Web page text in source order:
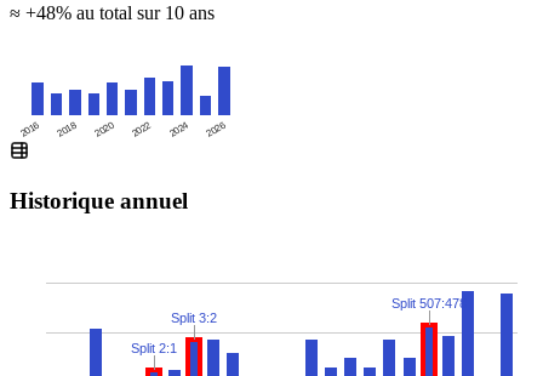
≈ +48% au total sur 10 ans
2016 2018 2020 2022 2024 2026
Historique annuel
Split 2:1
Split 3:2
Split 507:478